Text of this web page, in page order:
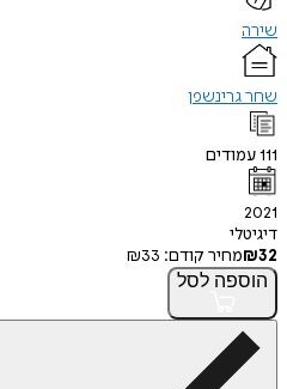
שירה
שחר גרינשפן
111עמודים
2021
דיגיטלי
₪32 מחיר קודם: ₪33
הוספה לסל